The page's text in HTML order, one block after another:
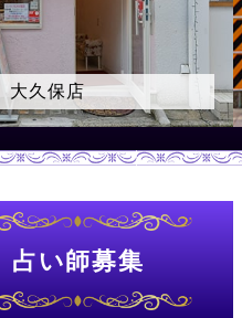
上野店
占い師募集